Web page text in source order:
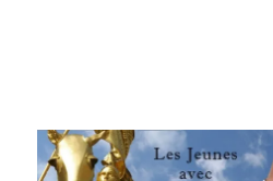
Les jeunes avec